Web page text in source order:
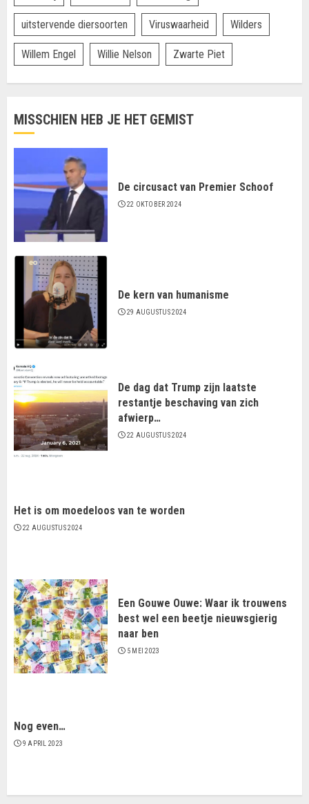
uitstervende diersoorten Viruswaarheid Wilders
Willem Engel Willie Nelson Zwarte Piet
MISSCHIEN HEB JE HET GEMIST
De circusact van Premier Schoof
22 OKTOBER 2024
De kern van humanisme
29 AUGUSTUS 2024
De dag dat Trump zijn laatste
restantje beschaving van zich
afwierp…
22 AUGUSTUS 2024
Het is om moedeloos van te worden
22 AUGUSTUS 2024
Een Gouwe Ouwe: Waar ik trouwens
best wel een beetje nieuwsgierig
naar ben
5 MEI 2023
Nog even…
9 APRIL 2023